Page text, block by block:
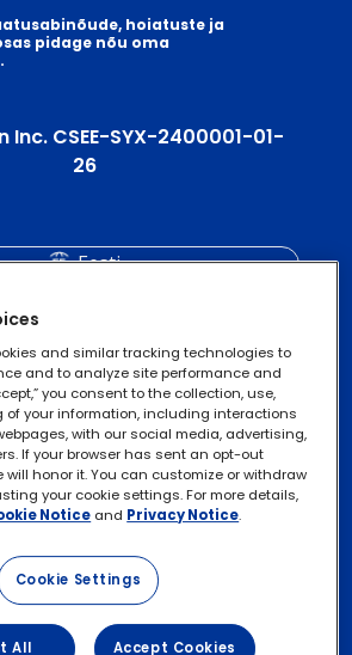
hoiatuste ja
pidage nõu oma
Inc. CSEE-SYX-2400001-01-
26
Eesti
and similar tracking technologies to
and to analyze site performance and
you consent to the collection, use,
of your information, including interactions
with our social media, advertising,
If your browser has sent an opt-out
will honor it. You can customize or withdraw
your cookie settings. For more details,
Notice and Privacy Notice.
Cookie Settings
All Accept Cookies